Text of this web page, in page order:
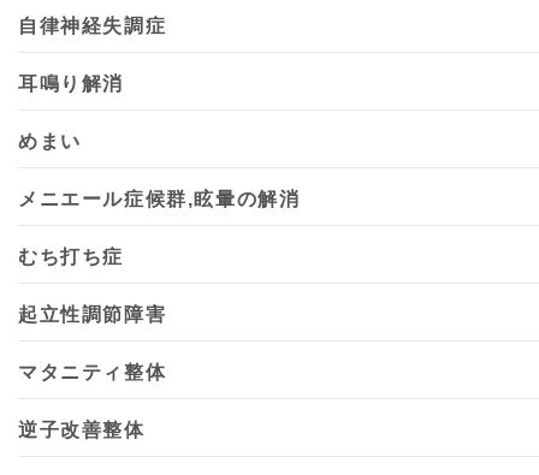
自律神経失調症
耳鳴り解消
めまい
メニエール症候群,眩暈の解消
むち打ち症
起立性調節障害
マタニティ整体
逆子改善整体